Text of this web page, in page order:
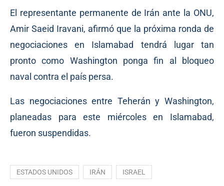
El representante permanente de Irán ante la ONU,
Amir Saeid Iravani, afirmó que la próxima ronda de
negociaciones en Islamabad tendrá lugar tan
pronto como Washington ponga fin al bloqueo
naval contra el país persa.
Las negociaciones entre Teherán y Washington,
planeadas para este miércoles en Islamabad,
fueron suspendidas.
ESTADOS UNIDOS IRÁN ISRAEL